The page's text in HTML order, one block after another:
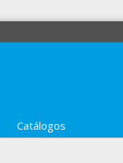
Catálogos